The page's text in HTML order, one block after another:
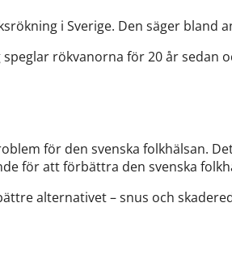
i Sverige. Den säger bland
rökvanorna för 20 år sedan
för den svenska folkhälsan.
för att förbättra den svenska
alternativet – snus och